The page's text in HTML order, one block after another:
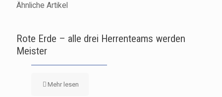
Ähnliche Artikel
Rote Erde – alle drei Herrenteams werden
Meister
Mehr lesen